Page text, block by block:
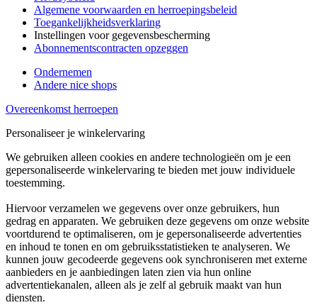
Algemene voorwaarden en herroepingsbeleid
Toegankelijkheidsverklaring
Instellingen voor gegevensbescherming
Abonnementscontracten opzeggen
Ondernemen
Andere nice shops
Overeenkomst herroepen
Personaliseer je winkelervaring
We gebruiken alleen cookies en andere technologieën om je een
gepersonaliseerde winkelervaring te bieden met jouw individuele
toestemming.
Hiervoor verzamelen we gegevens over onze gebruikers, hun
gedrag en apparaten. We gebruiken deze gegevens om onze website
voortdurend te optimaliseren, om je gepersonaliseerde advertenties
en inhoud te tonen en om gebruiksstatistieken te analyseren. We
kunnen jouw gecodeerde gegevens ook synchroniseren met externe
aanbieders en je aanbiedingen laten zien via hun online
advertentiekanalen, alleen als je zelf al gebruik maakt van hun
diensten.